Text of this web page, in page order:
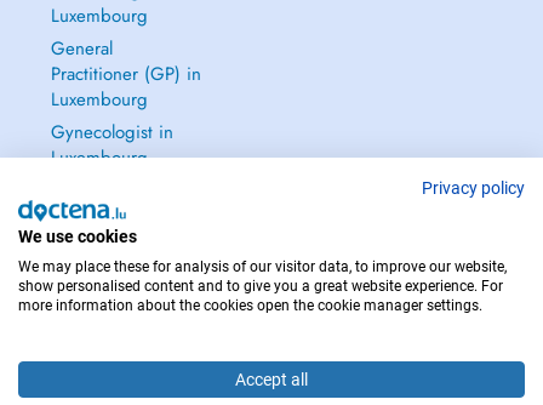
Luxembourg
General
Practitioner (GP) in
Luxembourg
Gynecologist in
Luxembourg
IN CASE OF EMERGENCIES, PLEASE CONTACT : 112
Privacy policy
We use cookies
We may place these for analysis of our visitor data, to improve our website,
show personalised content and to give you a great website experience. For
more information about the cookies open the cookie manager settings.
Accept all